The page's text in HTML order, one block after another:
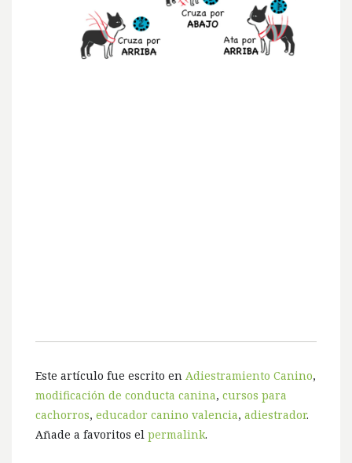
Este artículo fue escrito en Adiestramiento Canino,
modificación de conducta canina, cursos para
cachorros, educador canino valencia, adiestrador.
Añade a favoritos el permalink.